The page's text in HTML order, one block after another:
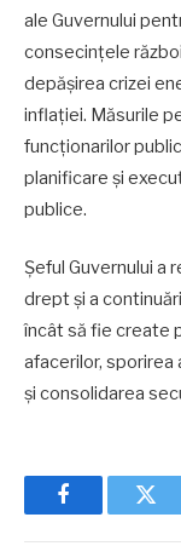
ale Guvernului
consecințele
depășirea crizei
inflației. Măsurile
funcționarilor
planificare și
publice.
Șeful Guvernului a
drept și a
încât să fie create
afacerilor,
și consolidarea
Facebook